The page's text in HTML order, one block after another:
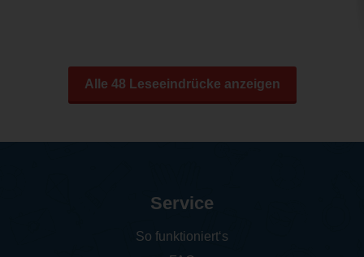
Alle 48 Leseeindrücke anzeigen
Service
So funktioniert‘s